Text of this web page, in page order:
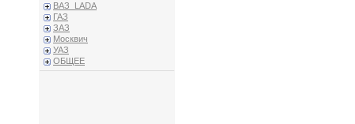
ВАЗ_LADA
ГАЗ
ЗАЗ
Москвич
УАЗ
ОБЩЕЕ